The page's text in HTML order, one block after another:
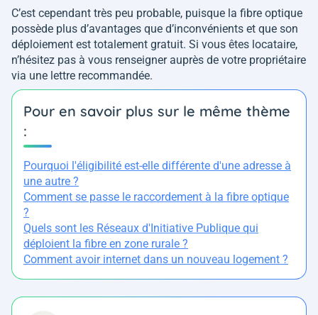
C’est cependant très peu probable, puisque la fibre optique
possède plus d’avantages que d’inconvénients et que son
déploiement est totalement gratuit. Si vous êtes locataire,
n’hésitez pas à vous renseigner auprès de votre propriétaire
via une lettre recommandée.
Pour en savoir plus sur le même thème
:
Pourquoi l'éligibilité est-elle différente d'une adresse à
une autre ?
Comment se passe le raccordement à la fibre optique
?
Quels sont les Réseaux d'Initiative Publique qui
déploient la fibre en zone rurale ?
Comment avoir internet dans un nouveau logement ?